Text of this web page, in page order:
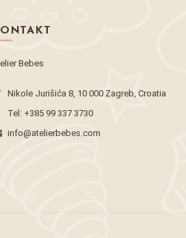
Bebes
Nikole Jurišića 8, 10 000 Zagreb, Croatia
Tel: +385 99 337 3730
info@atelierbebes.com